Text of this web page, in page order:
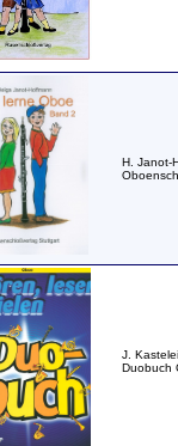
H. Janot-
J.
Duobuch